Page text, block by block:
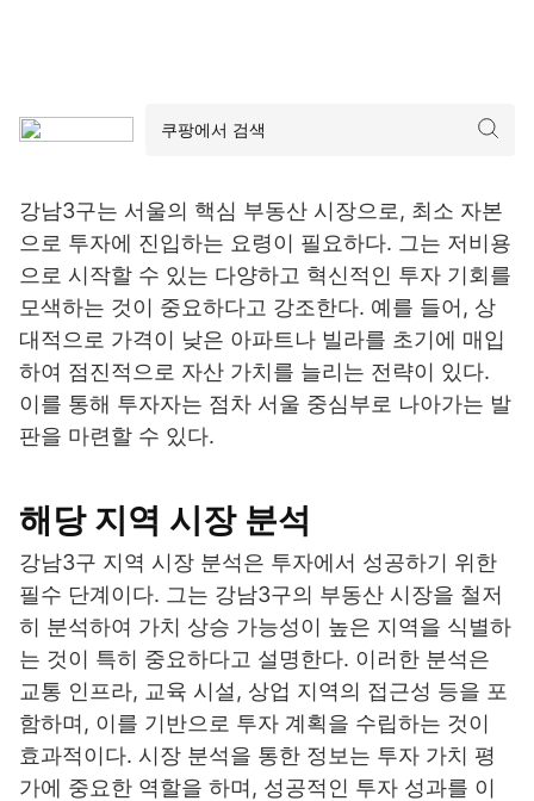
강남3구는 서울의 핵심 부동산 시장으로, 최소 자본
으로 투자에 진입하는 요령이 필요하다. 그는 저비용
으로 시작할 수 있는 다양하고 혁신적인 투자 기회를
모색하는 것이 중요하다고 강조한다. 예를 들어, 상
대적으로 가격이 낮은 아파트나 빌라를 초기에 매입
하여 점진적으로 자산 가치를 늘리는 전략이 있다.
이를 통해 투자자는 점차 서울 중심부로 나아가는 발
판을 마련할 수 있다.
해당 지역 시장 분석
강남3구 지역 시장 분석은 투자에서 성공하기 위한
필수 단계이다. 그는 강남3구의 부동산 시장을 철저
히 분석하여 가치 상승 가능성이 높은 지역을 식별하
는 것이 특히 중요하다고 설명한다. 이러한 분석은
교통 인프라, 교육 시설, 상업 지역의 접근성 등을 포
함하며, 이를 기반으로 투자 계획을 수립하는 것이
효과적이다. 시장 분석을 통한 정보는 투자 가치 평
가에 중요한 역할을 하며, 성공적인 투자 성과를 이